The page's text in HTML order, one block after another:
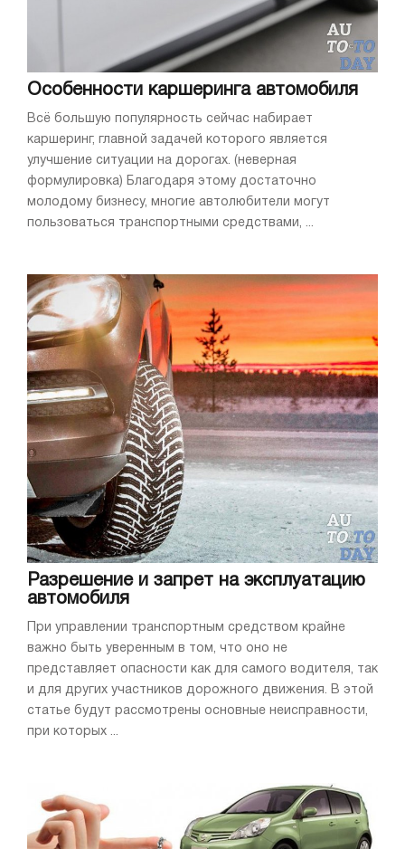
Особенности каршеринга автомобиля
Всё большую популярность сейчас набирает
каршеринг, главной задачей которого является
улучшение ситуации на дорогах. (неверная
формулировка) Благодаря этому достаточно
молодому бизнесу, многие автолюбители могут
пользоваться транспортными средствами, ...
Разрешение и запрет на эксплуатацию
автомобиля
При управлении транспортным средством крайне
важно быть уверенным в том, что оно не
представляет опасности как для самого водителя, так
и для других участников дорожного движения. В этой
статье будут рассмотрены основные неисправности,
при которых ...